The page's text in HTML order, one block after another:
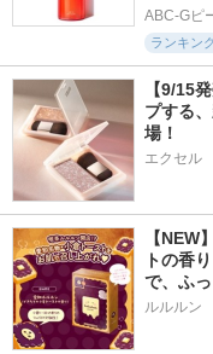
ABC-Gピ
ランキン
【9/15
プする
場！
エクセル
【NEW
トの香
で、ふ
ルルルン